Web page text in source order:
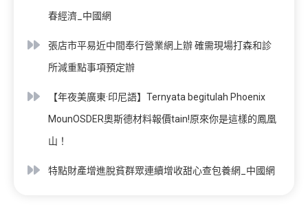
春經濟_中國網
張店市平易近中間奉行營業網上辦 確需現場打森和診
所減重點事項預定辦
【年夜美廣東·印尼語】Ternyata begitulah Phoenix
MounOSDER奧斯德材料報價tain!原來你是這樣的鳳凰
山！
特點財產增進脫貧群眾連續增收甜心查包養網_中國網